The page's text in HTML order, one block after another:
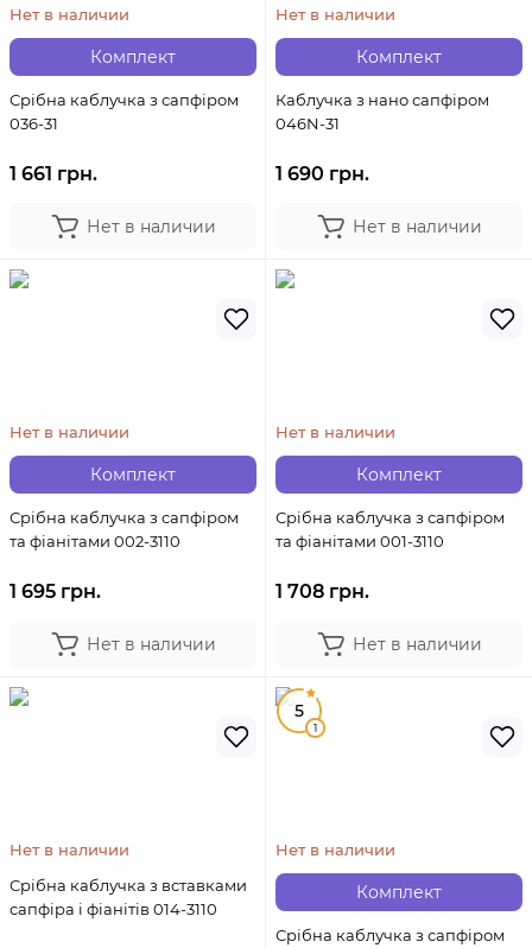
Комплект
Нет в наличии
Срібна каблучка з сапфіром
036-31
1 661 грн.
Нет в наличии
Комплект
Нет в наличии
Каблучка з нано сапфіром
046N-31
1 690 грн.
Нет в наличии
Комплект
Нет в наличии
Срібна каблучка з сапфіром
та фіанітами 002-3110
1 695 грн.
Нет в наличии
Комплект
Нет в наличии
Срібна каблучка з сапфіром
та фіанітами 001-3110
1 708 грн.
Нет в наличии
Нет в наличии
Срібна каблучка з вставками
сапфіра і фіанітів 014-3110
5
1
Комплект
Нет в наличии
Срібна каблучка з сапфіром